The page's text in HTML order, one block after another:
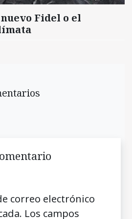
Fidel o el
correo electrónico
Los campos